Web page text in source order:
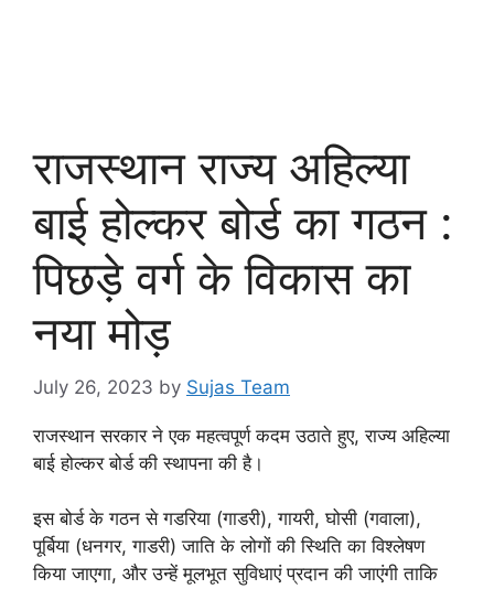
राजस्थान राज्य अहिल्या
बाई होल्कर बोर्ड का गठन :
पिछड़े वर्ग के विकास का
नया मोड़
July 26, 2023 by Sujas Team
राजस्थान सरकार ने एक महत्वपूर्ण कदम उठाते हुए, राज्य अहिल्या
बाई होल्कर बोर्ड की स्थापना की है।
इस बोर्ड के गठन से गडरिया (गाडरी), गायरी, घोसी (गवाला),
पूर्बिया (धनगर, गाडरी) जाति के लोगों की स्थिति का विश्लेषण
किया जाएगा, और उन्हें मूलभूत सुविधाएं प्रदान की जाएंगी ताकि